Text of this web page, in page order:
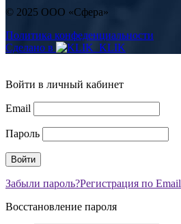
© 2025 ООО «Сфера»
Политика конфеденциальности
Сделано в
Войти в личный кабинет
Email
Пароль
Забыли пароль?Регистрация по Email
Восстановление пароля